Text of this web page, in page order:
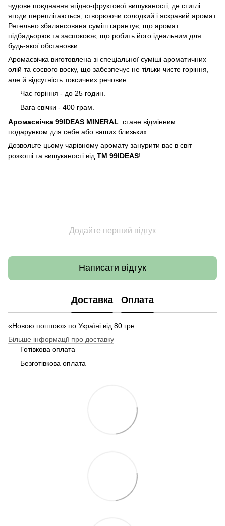
чудове поєднання ягідно-фруктової вишуканості, де стиглі
ягоди переплітаються, створюючи солодкий і яскравий аромат.
Ретельно збалансована суміш гарантує, що аромат
підбадьорює та заспокоює, що робить його ідеальним для
будь-якої обстановки.
Аромасвічка виготовлена зі спеціальної суміші ароматичних
олій та соєвого воску, що забезпечує не тільки чисте горіння,
але й відсутність токсичних речовин.
Час горіння - до 25 годин.
Вага свічки - 400 грам.
Аромасвічка 99IDEAS MINERAL стане відмінним
подарунком для себе або ваших близьких.
Дозвольте цьому чарівному аромату занурити вас в світ
розкоші та вишуканості від ТМ 99IDEAS!
Додайте перший відгук
Написати відгук
Доставка Оплата
«Новою поштою» по Україні від 80 грн
Більше інформації про доставку
Готівкова оплата
Безготівкова оплата